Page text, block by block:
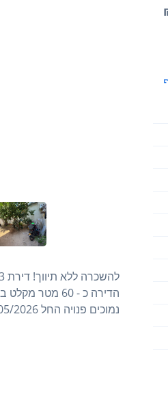
נמוכים פנויה החל 01/05/2026 רקפת 0542070939